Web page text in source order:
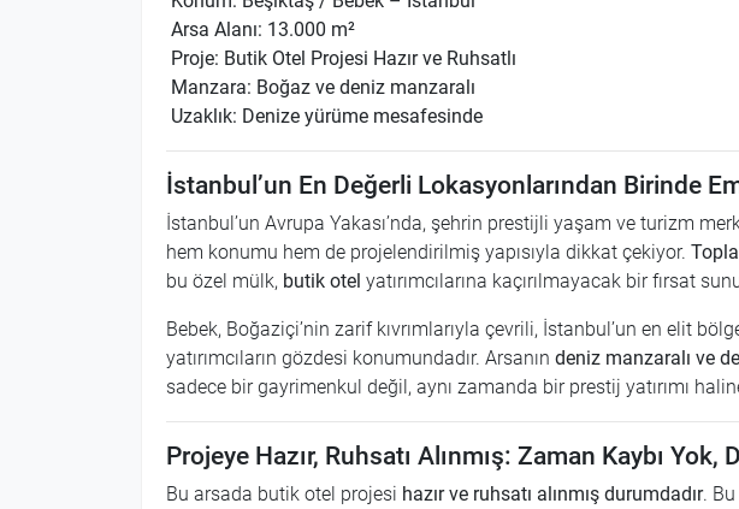
Arsa Alanı: 13.000 m²
Proje: Butik Otel Projesi Hazır ve Ruhsatlı
Manzara: Boğaz ve deniz manzaralı
Uzaklık: Denize yürüme mesafesinde
İstanbul’un En Değerli Lokasyonlarından Birinde
İstanbul’un Avrupa Yakası’nda, şehrin prestijli yaşam ve turizm
hem konumu hem de projelendirilmiş yapısıyla dikkat çekiyor.
bu özel mülk, butik otel yatırımcılarına kaçırılmayacak bir fırsat
Bebek, Boğaziçi’nin zarif kıvrımlarıyla çevrili, İstanbul’un en elit
yatırımcıların gözdesi konumundadır. Arsanın deniz manzaralı ve
sadece bir gayrimenkul değil, aynı zamanda bir prestij yatırımı
Projeye Hazır, Ruhsatı Alınmış: Zaman Kaybı Yok,
Bu arsada butik otel projesi hazır ve ruhsatı alınmış durumdadır.